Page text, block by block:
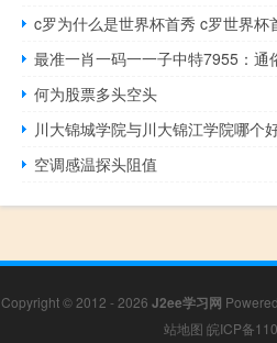
c罗为什么是世界杯首秀 c罗世界杯
何为股票多头空头
川大锦城学院与川大锦江学院哪个
空调感温探头阻值
Copyright © 2012 - 2026 J2ee学习网
站地图 皖ICP备